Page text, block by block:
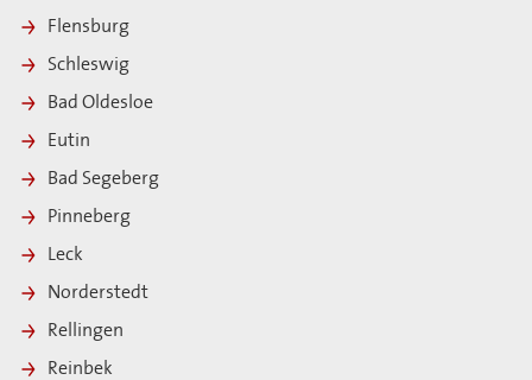
Flensburg
Schleswig
Bad Oldesloe
Eutin
Bad Segeberg
Pinneberg
Leck
Norderstedt
Rellingen
Reinbek